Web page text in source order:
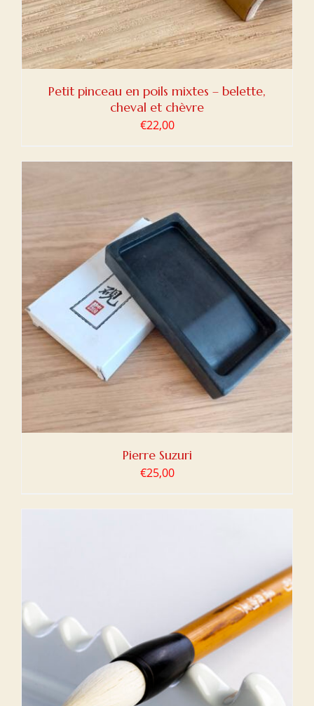
Petit pinceau en poils mixtes – belette,
cheval et chèvre
€22,00
Pierre Suzuri
€25,00